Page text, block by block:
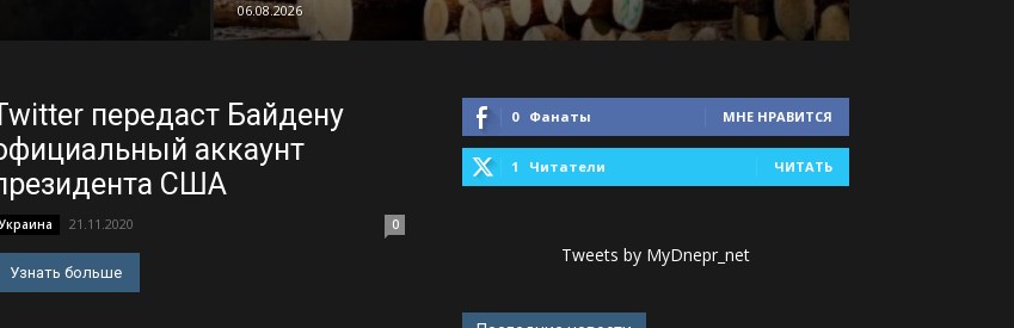
06.08.2026
передаст Байдену
аккаунт
США
Украина 21.11.2020 0
Узнать больше
0 Фанаты МНЕ НРАВИТСЯ
1 Читатели ЧИТАТЬ
Tweets by MyDnepr_net